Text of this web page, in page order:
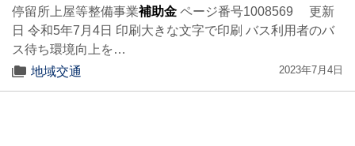
停留所上屋等整備事業補助金 ページ番号1008569 更新
日 令和5年7月4日 印刷大きな文字で印刷 バス利用者のバ
ス待ち環境向上を…
地域交通
2023年7月4日